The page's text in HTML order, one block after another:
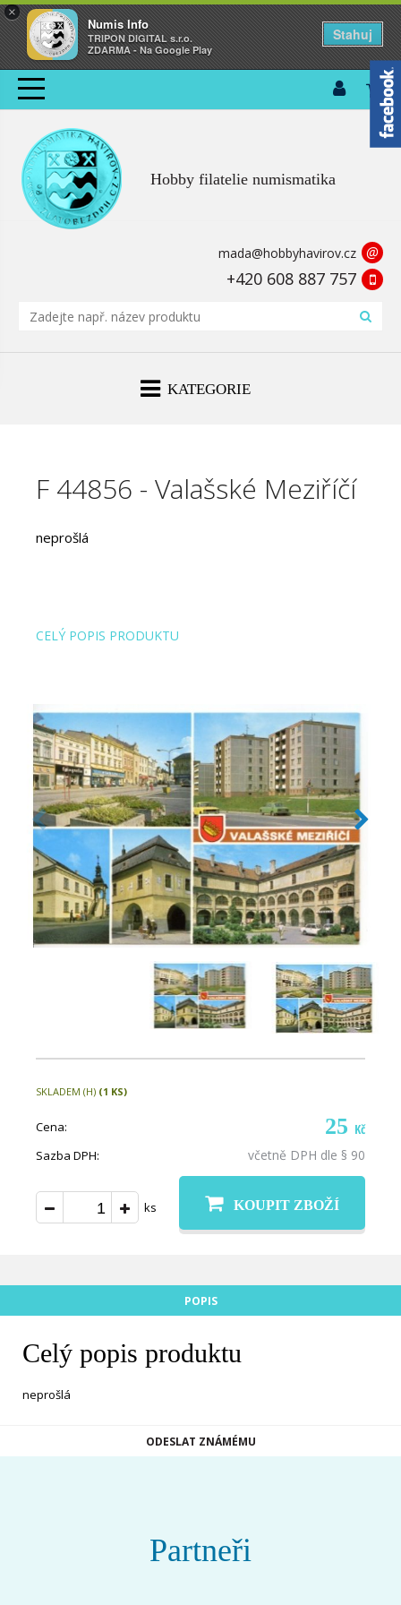
×
Numis Info
TRIPON DIGITAL s.r.o.
ZDARMA - Na Google Play
Stahuj
Hobby filatelie numismatika
mada@hobbyhavirov.cz @
+420 608 887 757
KATEGORIE
F 44856 - Valašské Meziříčí
neprošlá
CELÝ POPIS PRODUKTU
SKLADEM (H) (1 KS)
Cena: 25 Kč
Sazba DPH: včetně DPH dle § 90
ks KOUPIT ZBOŽÍ
POPIS
Celý popis produktu
neprošlá
ODESLAT ZNÁMÉMU
Partneři